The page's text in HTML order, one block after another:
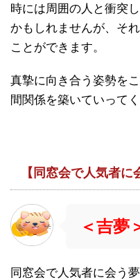
時には周囲の人と衝突
かもしれませんが、そ
ことができます。
真摯に向き合う姿勢を
間関係を築いていってく
【同窓会で人気者に
＜吉夢
同窓会で人気者に会う